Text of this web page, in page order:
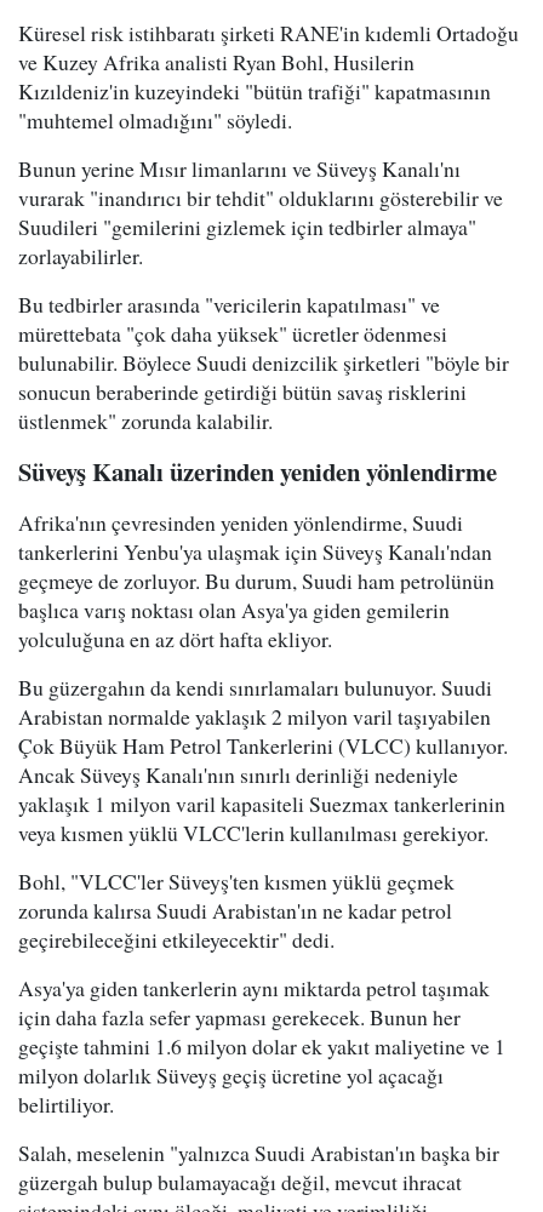
Küresel risk istihbaratı şirketi RANE'in kıdemli Ortadoğu
ve Kuzey Afrika analisti Ryan Bohl, Husilerin
Kızıldeniz'in kuzeyindeki "bütün trafiği" kapatmasının
"muhtemel olmadığını" söyledi.
Bunun yerine Mısır limanlarını ve Süveyş Kanalı'nı
vurarak "inandırıcı bir tehdit" olduklarını gösterebilir ve
Suudileri "gemilerini gizlemek için tedbirler almaya"
zorlayabilirler.
Bu tedbirler arasında "vericilerin kapatılması" ve
mürettebata "çok daha yüksek" ücretler ödenmesi
bulunabilir. Böylece Suudi denizcilik şirketleri "böyle bir
sonucun beraberinde getirdiği bütün savaş risklerini
üstlenmek" zorunda kalabilir.
Süveyş Kanalı üzerinden yeniden yönlendirme
Afrika'nın çevresinden yeniden yönlendirme, Suudi
tankerlerini Yenbu'ya ulaşmak için Süveyş Kanalı'ndan
geçmeye de zorluyor. Bu durum, Suudi ham petrolünün
başlıca varış noktası olan Asya'ya giden gemilerin
yolculuğuna en az dört hafta ekliyor.
Bu güzergahın da kendi sınırlamaları bulunuyor. Suudi
Arabistan normalde yaklaşık 2 milyon varil taşıyabilen
Çok Büyük Ham Petrol Tankerlerini (VLCC) kullanıyor.
Ancak Süveyş Kanalı'nın sınırlı derinliği nedeniyle
yaklaşık 1 milyon varil kapasiteli Suezmax tankerlerinin
veya kısmen yüklü VLCC'lerin kullanılması gerekiyor.
Bohl, "VLCC'ler Süveyş'ten kısmen yüklü geçmek
zorunda kalırsa Suudi Arabistan'ın ne kadar petrol
geçirebileceğini etkileyecektir" dedi.
Asya'ya giden tankerlerin aynı miktarda petrol taşımak
için daha fazla sefer yapması gerekecek. Bunun her
geçişte tahmini 1.6 milyon dolar ek yakıt maliyetine ve 1
milyon dolarlık Süveyş geçiş ücretine yol açacağı
belirtiliyor.
Salah, meselenin "yalnızca Suudi Arabistan'ın başka bir
güzergah bulup bulamayacağı değil, mevcut ihracat